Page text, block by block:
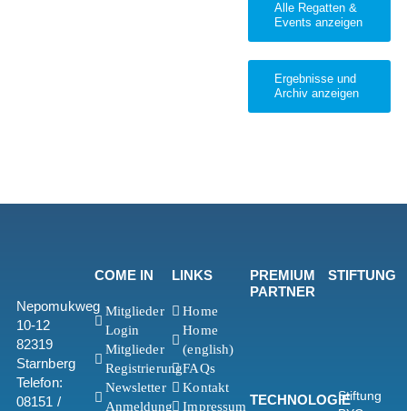
Alle Regatten &
Events anzeigen
Ergebnisse und
Archiv anzeigen
Nepomukweg
10-12
82319
Starnberg
Telefon:
08151 /
COME IN
Mitglieder
Login
Mitglieder
Registrierung
Newsletter
Anmeldung
LINKS
Home
Home
(english)
FAQs
Kontakt
Impressum
PREMIUM
PARTNER
TECHNOLOGIE
STIFTUNG
Stiftung